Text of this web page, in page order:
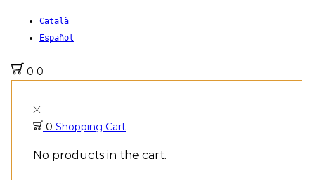
Català
Español
0 0
0 Shopping Cart
No products in the cart.